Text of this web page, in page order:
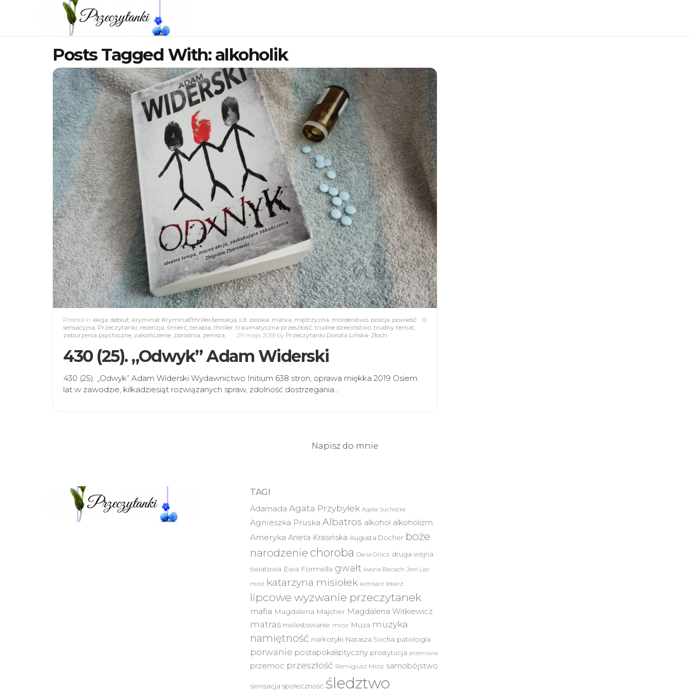
Posts Tagged With: alkoholik
0
Posted in akcja debiut kryminał Kryminał/thriller/sensacja Lit. polska matka mężczyzna morderstwo policja powieść
sensacyjna Przeczytanki recenzja śmierć terapia thriller traumatyczna przeszłość trudne dzieciństwo trudny temat
zaburzenia psychiczne zakończenie zbrodnia zemsta 29 maja 2019 by Przeczytanki Dorota Lińska-Złoch
430 (25). „Odwyk” Adam Widerski
430 (25). „Odwyk” Adam Widerski Wydawnictwo Initium 638 stron, oprawa miękka 2019 Osiem
lat w zawodzie, kilkadziesiąt rozwiązanych spraw, zdolność dostrzegania…
Napisz do mnie
TAGI
Adamada Agata Przybyłek Agata Suchocka
Agnieszka Pruska Albatros alkohol alkoholizm
Ameryka Aneta Krasińska Augusta Docher boże
narodzenie choroba Daria Orlicz druga wojna
światowa Ewa Formella gwałt Iwona Banach Jorn Lier
Horst katarzyna misiołek komisarz lekarz
lipcowe wyzwanie przeczytanek
mafia Magdalena Majcher Magdalena Witkiewicz
matras molestowanie mróz Muza muzyka
namiętność narkotyki Natasza Socha patologia
porwanie postapokaliptyczny prostytucja przemiana
przemoc przeszłość Remigiusz Mróz samobójstwo
sensacja społeczność śledztwo